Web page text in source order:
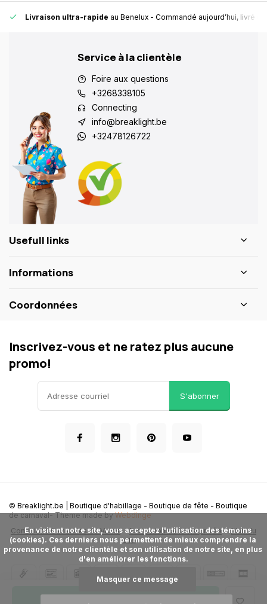
Livraison ultra-rapide au Benelux - Commandé aujourd’hui, livré
Service à la clientèle
Foire aux questions
+3268338105
Connecting
info@breaklight.be
+32478126722
Usefull links
Informations
Coordonnées
Inscrivez-vous et ne ratez plus aucune
promo!
S'abonner
Conditions Generales de Vente Protection de la vie privée
Plan du
site
© Breaklight.be | Boutique d'habillage - Boutique de fête - Boutique
de carnaval- Theme made byWebdinge
      En visitant notre site, vous acceptez l'utilisation des témoins
(cookies). Ces derniers nous permettent de mieux comprendre la
provenance de notre clientèle et son utilisation de notre site, en plus
d'en améliorer les fonctions.
Masquer ce message